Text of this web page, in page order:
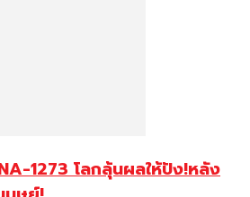
1273 โลกลุ้นผลให้ปัง!หลัง